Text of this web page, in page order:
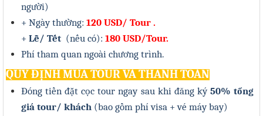
người)
+ Ngày thường: 120 USD/ Tour .
+ Lễ/ Tết (nếu có): 180 USD/Tour.
Phí tham quan ngoài chương trình.
QUY ĐỊNH MUA TOUR VÀ THANH TOÁN
Đóng tiền đặt cọc tour ngay sau khi đăng ký 50% tổng
giá tour/ khách (bao gồm phí visa + vé máy bay)